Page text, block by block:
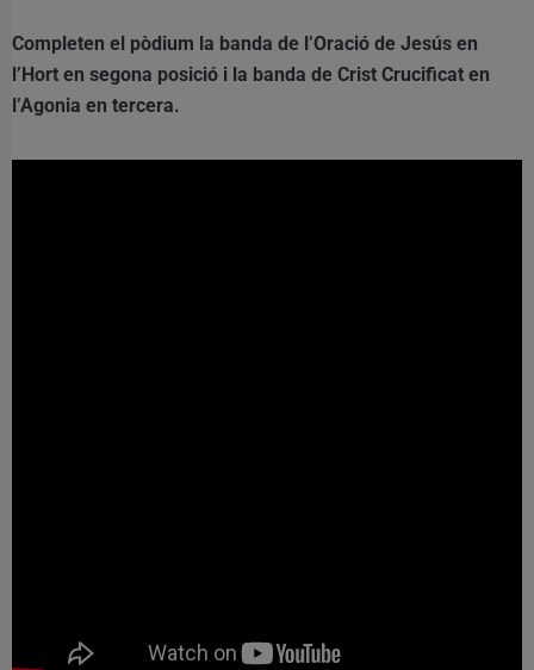
Completen el pòdium la banda de l’Oració de Jesús en
l’Hort en segona posició i la banda de Crist Crucificat en
l’Agonia en tercera.